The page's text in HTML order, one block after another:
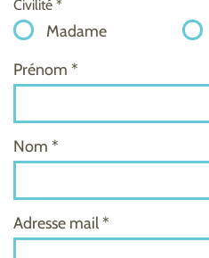
Civilité *
Madame
Prénom *
Nom *
Adresse mail *